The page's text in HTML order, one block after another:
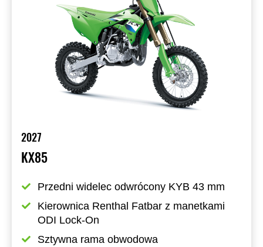
2027
KX85
Przedni widelec odwrócony KYB 43 mm
Kierownica Renthal Fatbar z manetkami
ODI Lock-On
Sztywna rama obwodowa